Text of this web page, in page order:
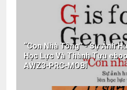
“Con Nhà Tông” - Sự Ảnh
Học Lực Và Thành Tựu
AWZ3-PRC-MOBI